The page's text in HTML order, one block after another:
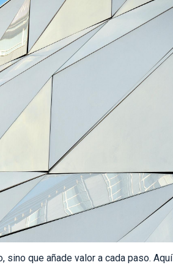
que añade valor a cada paso. Aquí